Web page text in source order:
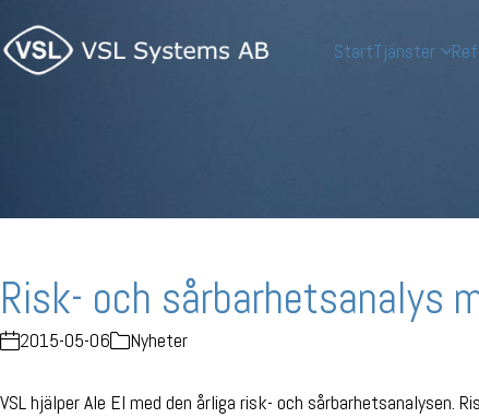
StartTjänster
Risk- och sårbarhetsanalys
2015-05-06 Nyheter
VSL hjälper Ale El med den årliga risk- och